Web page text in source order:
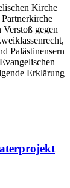
Kirche
gegen
Palästinensern
Erklärung